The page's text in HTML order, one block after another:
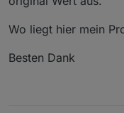
"owner" :
}
Wo liegt hier mein
Besten Dank